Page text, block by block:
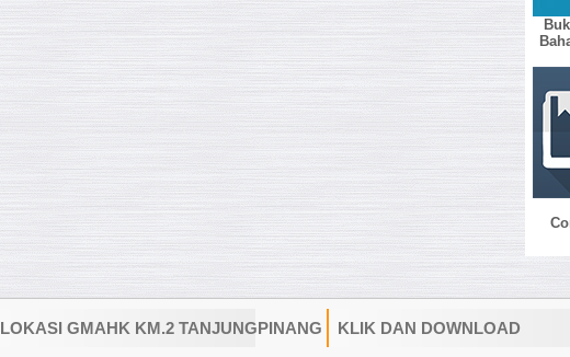
LOKASI GMAHK KM.2 TANJUNGPINANG KLIK DAN DOWNLOAD